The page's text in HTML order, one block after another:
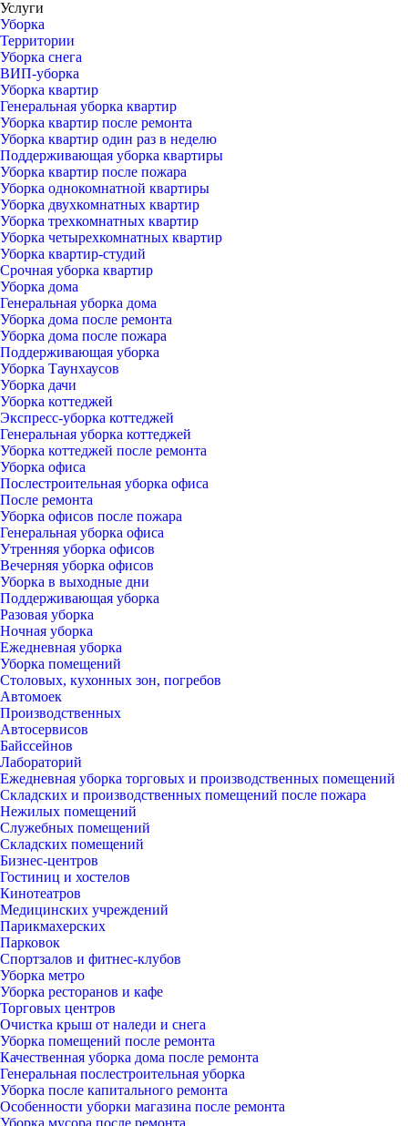
Услуги
Уборка
Территории
Уборка снега
ВИП-уборка
Уборка квартир
Генеральная уборка квартир
Уборка квартир после ремонта
Уборка квартир один раз в неделю
Поддерживающая уборка квартиры
Уборка квартир после пожара
Уборка однокомнатной квартиры
Уборка двухкомнатных квартир
Уборка трехкомнатных квартир
Уборка четырехкомнатных квартир
Уборка квартир-студий
Срочная уборка квартир
Уборка дома
Генеральная уборка дома
Уборка дома после ремонта
Уборка дома после пожара
Поддерживающая уборка
Уборка Таунхаусов
Уборка дачи
Уборка коттеджей
Экспресс-уборка коттеджей
Генеральная уборка коттеджей
Уборка коттеджей после ремонта
Уборка офиса
Послестроительная уборка офиса
После ремонта
Уборка офисов после пожара
Генеральная уборка офиса
Утренняя уборка офисов
Вечерняя уборка офисов
Уборка в выходные дни
Поддерживающая уборка
Разовая уборка
Ночная уборка
Ежедневная уборка
Уборка помещений
Столовых, кухонных зон, погребов
Автомоек
Производственных
Автосервисов
Байссейнов
Лабораторий
Ежедневная уборка торговых и производственных помещений
Складских и производственных помещений после пожара
Нежилых помещений
Служебных помещений
Складских помещений
Бизнес-центров
Гостиниц и хостелов
Кинотеатров
Медицинских учреждений
Парикмахерских
Парковок
Спортзалов и фитнес-клубов
Уборка метро
Уборка ресторанов и кафе
Торговых центров
Очистка крыш от наледи и снега
Уборка помещений после ремонта
Качественная уборка дома после ремонта
Генеральная послестроительная уборка
Уборка после капитального ремонта
Особенности уборки магазина после ремонта
Уборка мусора после ремонта